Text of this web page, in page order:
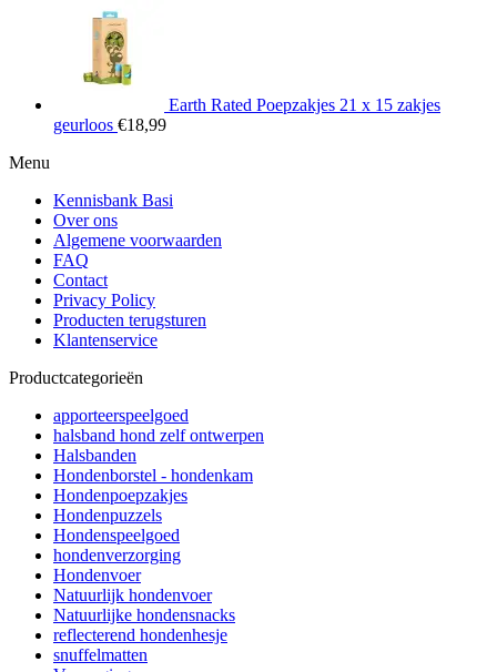
Earth Rated Poepzakjes 21 x 15 zakjes
geurloos €18,99
Menu
Kennisbank Basi
Over ons
Algemene voorwaarden
FAQ
Contact
Privacy Policy
Producten terugsturen
Klantenservice
Productcategorieën
apporteerspeelgoed
halsband hond zelf ontwerpen
Halsbanden
Hondenborstel - hondenkam
Hondenpoepzakjes
Hondenpuzzels
Hondenspeelgoed
hondenverzorging
Hondenvoer
Natuurlijk hondenvoer
Natuurlijke hondensnacks
reflecterend hondenhesje
snuffelmatten